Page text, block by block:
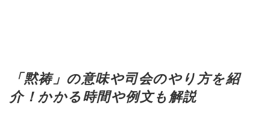
「黙祷」の意味や司会のやり方を紹
介！かかる時間や例文も解説